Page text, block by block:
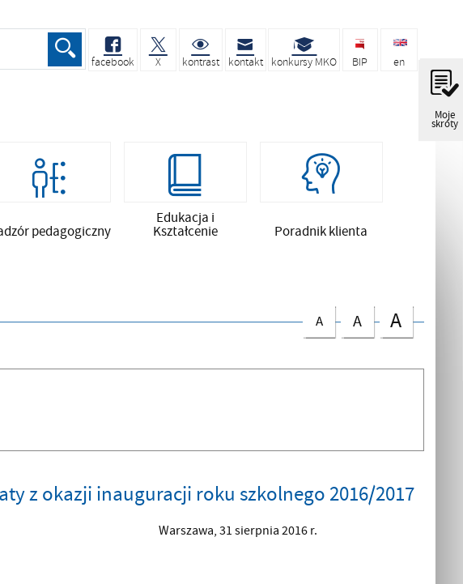
Moje
skróty
facebook X kontrast kontakt konkursy MKO BIP en
pedagogiczny
Edukacja i
Kształcenie Poradnik klienta
A A A
z okazji inauguracji roku szkolnego 2016/2017
Warszawa, 31 sierpnia 2016 r.